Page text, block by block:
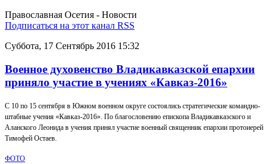
Православная Осетия - Новости
Подписаться на этот канал RSS
Суббота, 17 Сентябрь 2016 15:32
Военное духовенство Владикавказской епархии
приняло участие в учениях «Кавказ-2016»
С 10 по 15 сентября в Южном военном округе состоялись стратегические командно-
штабные учения «Кавказ-2016». По благословению епископа Владикавказского и
Аланского Леонида в учения принял участие военный священник епархии протоиерей
Тимофей Остаев.
ФОТО